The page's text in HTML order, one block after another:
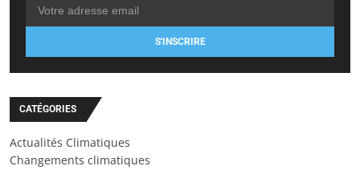
S'INSCRIRE
CATÉGORIES
Actualités Climatiques
Changements climatiques